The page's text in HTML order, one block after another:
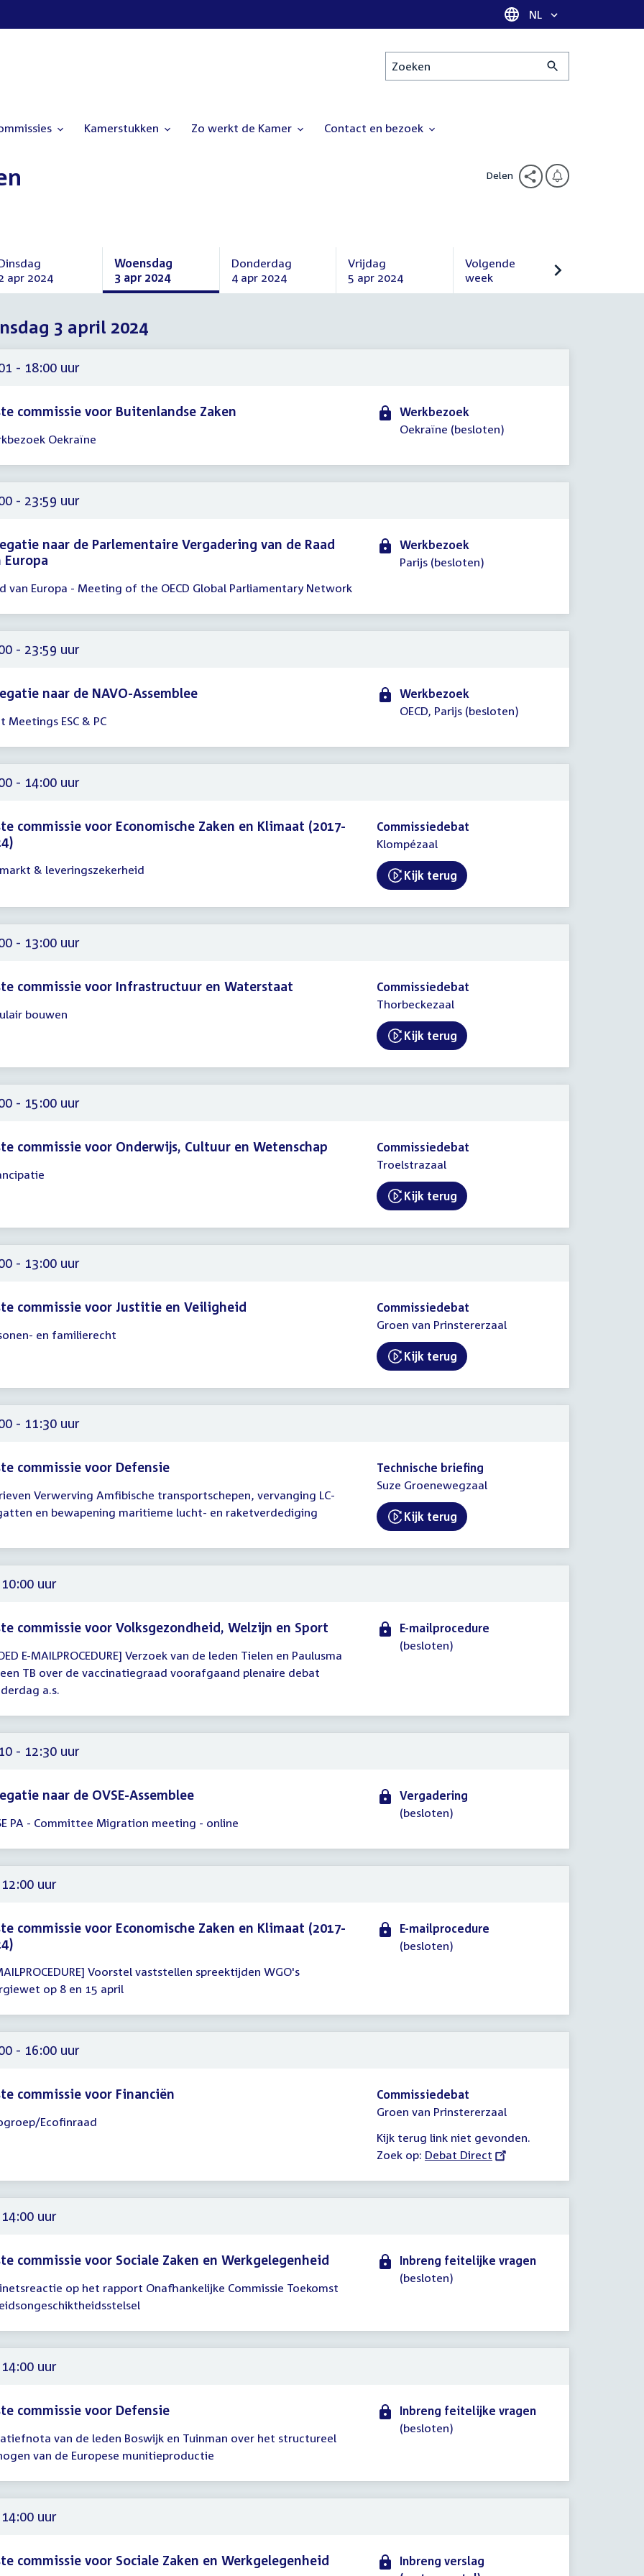
Taal selectie
NL
Zoeken
Kamerstukken Zo werkt de Kamer Contact en bezoek
Delen
apr 2024
april
Woensdag
3 apr 2024
Woensdag
april
2024
Donderdag
4 apr 2024
Donderdag
Vrijdag
5 apr 2024
Vrijdag
Volgende
week
Volgende
3 april 2024
- 18:00 uur
commissie voor Buitenlandse Zaken
Oekraïne
Werkbezoek
Oekraïne (besloten)
- 23:59 uur
naar de Parlementaire Vergadering van de Raad
Europa
van Europa - Meeting of the OECD Global Parliamentary Network
Werkbezoek
Parijs (besloten)
- 23:59 uur
naar de NAVO-Assemblee
Meetings ESC & PC
Werkbezoek
OECD, Parijs (besloten)
- 14:00 uur
commissie voor Economische Zaken en Klimaat (2017-
& leveringszekerheid
Commissiedebat
Klompézaal
External link:
Kijk terug
- 13:00 uur
commissie voor Infrastructuur en Waterstaat
bouwen
Commissiedebat
Thorbeckezaal
External link:
Kijk terug
- 15:00 uur
commissie voor Onderwijs, Cultuur en Wetenschap
Commissiedebat
Troelstrazaal
External link:
Kijk terug
- 13:00 uur
commissie voor Justitie en Veiligheid
en familierecht
Commissiedebat
Groen van Prinstererzaal
External link:
Kijk terug
- 11:30 uur
commissie voor Defensie
Verwerving Amfibische transportschepen, vervanging LC-
en bewapening maritieme lucht- en raketverdediging
Technische briefing
Suze Groenewegzaal
External link:
Kijk terug
uur
commissie voor Volksgezondheid, Welzijn en Sport
E-MAILPROCEDURE] Verzoek van de leden Tielen en Paulusma
TB over de vaccinatiegraad voorafgaand plenaire debat
a.s.
E-mailprocedure
(besloten)
- 12:30 uur
naar de OVSE-Assemblee
PA - Committee Migration meeting - online
Vergadering
(besloten)
uur
commissie voor Economische Zaken en Klimaat (2017-
Voorstel vaststellen spreektijden WGO's
op 8 en 15 april
E-mailprocedure
(besloten)
- 16:00 uur
commissie voor Financiën
Ecofinraad
Commissiedebat
Groen van Prinstererzaal
Kijk terug link niet gevonden.
Zoek op: External
Debat Direct
uur
commissie voor Sociale Zaken en Werkgelegenheid
op het rapport Onafhankelijke Commissie Toekomst
Inbreng feitelijke vragen
(besloten)
uur
commissie voor Defensie
van de leden Boswijk en Tuinman over het structureel
van de Europese munitieproductie
Inbreng feitelijke vragen
(besloten)
uur
commissie voor Sociale Zaken en Werkgelegenheid
Inbreng verslag